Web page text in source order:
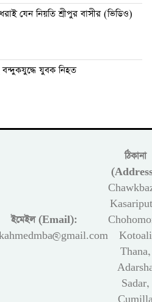
যেন নিয়তি শ্রীপুর বাসীর (ভিডিও)
বন্দুকযুদ্ধে যুবক নিহত
ইমেইল (Email):
ঠিকানা
Kotoali
Thana,
Sadar,